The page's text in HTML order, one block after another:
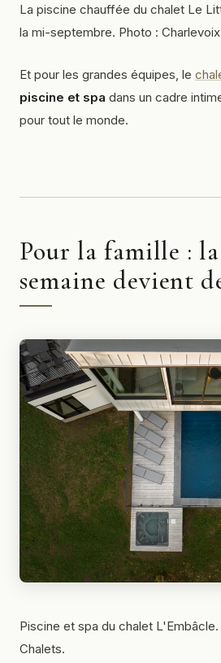
La piscine chauffée du chalet Le
la mi-septembre. Photo :
Et pour les grandes équipes, le
piscine et spa dans un cadre
pour tout le monde.
Pour la famille :
semaine devient
Piscine et spa du chalet
Chalets.